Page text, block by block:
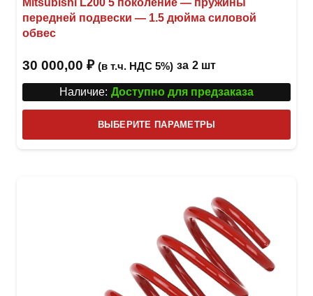
передней подвески — 1.5 дюйма силовой
обвес
30 000,00 ₽ (в т.ч. НДС 5%) за 2 шт
Наличие: Доступно для предзаказа
ВЫБЕРИТЕ ПАРАМЕТРЫ
товар